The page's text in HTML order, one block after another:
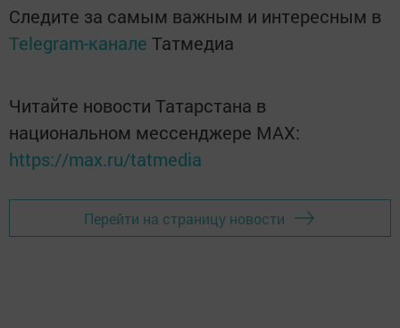
Следите за самым важным и интересным в
Telegram-канале Татмедиа
Читайте новости Татарстана в
национальном мессенджере MАХ:
https://max.ru/tatmedia
Перейти на страницу новости